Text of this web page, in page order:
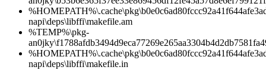
napi\deps\libffi\makefile.am
%TEMP%\pkg-
napi\deps\libffi\makefile.in